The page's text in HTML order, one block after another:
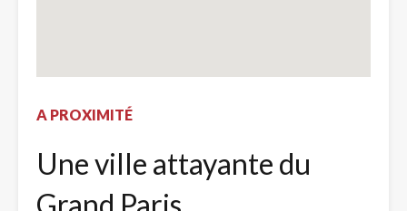
A PROXIMITÉ
Une ville attayante du